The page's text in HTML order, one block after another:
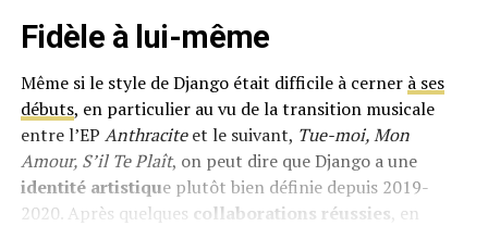
Fidèle à lui-même
Même si le style de Django était difficile à cerner à ses
débuts, en particulier au vu de la transition musicale
entre l’EP Anthraciteet le suivant, Tue-moi, Mon
Amour, S’il Te Plaît, on peut dire que Django a une
identité artistique plutôt bien définie depuis 2019-
2020. Après quelques collaborations réussies , en